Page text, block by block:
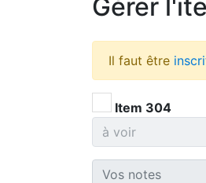
Gérer
Il faut être
Item 304